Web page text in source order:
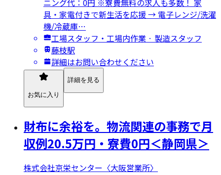
ニング代：0円 ※寮費無料の求人も多数！ 家
具・家電付きで新生活を応援 → 電子レンジ/洗濯
機/冷蔵庫…
工場スタッフ・工場内作業 · 製造スタッフ
藤枝駅
詳細はお問い合わせください
お気に入り
詳細を見る
財布に余裕を。物流関連の事務で月
収例20.5万円・寮費0円＜静岡県＞
株式会社京栄センター〈大阪営業所〉